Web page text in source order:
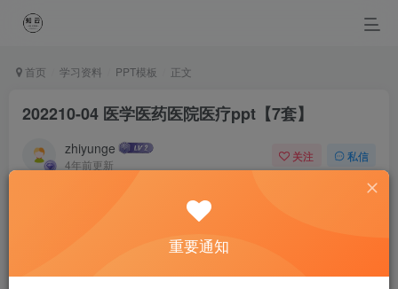
首页 学习资料 PPT模板 正文
202210-04 医学医药医院医疗ppt【7套】
zhiyunge
4年前更新
关注 私信
Time and experience heals pain.
时间和经历会抚平一切伤痛
重要通知